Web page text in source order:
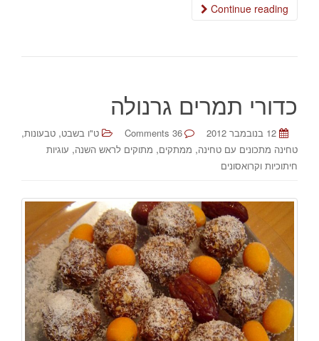
Continue reading
כדורי תמרים גרנולה
12 בנובמבר 2012 36 Comments ט"ו בשבט, טבעונות,
טחינה מתכונים עם טחינה, ממתקים, מתוקים לראש השנה, עוגיות
חיתוכיות וקרואסונים